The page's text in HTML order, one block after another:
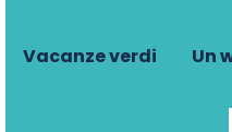
Vacanze verdi Un
speciali e le idee per
tua casella di